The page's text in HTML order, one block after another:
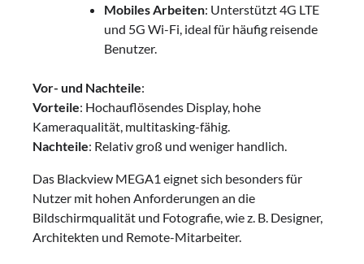
Mobiles Arbeiten: Unterstützt 4G LTE
und 5G Wi-Fi, ideal für häufig reisende
Benutzer.
Vor- und Nachteile:
Vorteile: Hochauflösendes Display, hohe
Kameraqualität, multitasking-fähig.
Nachteile: Relativ groß und weniger handlich.
Das Blackview MEGA1 eignet sich besonders für
Nutzer mit hohen Anforderungen an die
Bildschirmqualität und Fotografie, wie z. B. Designer,
Architekten und Remote-Mitarbeiter.